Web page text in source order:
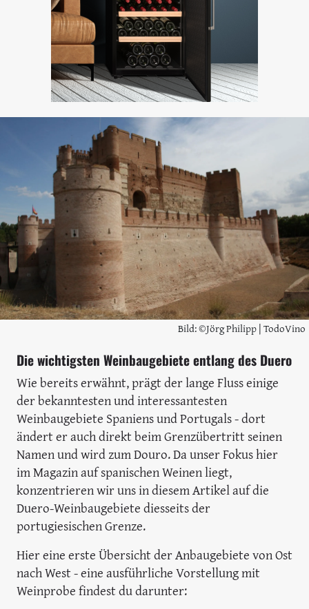
Bild: ©Jörg Philipp | TodoVino
Die wichtigsten Weinbaugebiete entlang des Duero
Wie bereits erwähnt, prägt der lange Fluss einige
der bekanntesten und interessantesten
Weinbaugebiete Spaniens und Portugals - dort
ändert er auch direkt beim Grenzübertritt seinen
Namen und wird zum Douro. Da unser Fokus hier
im Magazin auf spanischen Weinen liegt,
konzentrieren wir uns in diesem Artikel auf die
Duero-Weinbaugebiete diesseits der
portugiesischen Grenze.
Hier eine erste Übersicht der Anbaugebiete von Ost
nach West - eine ausführliche Vorstellung mit
Weinprobe findest du darunter: